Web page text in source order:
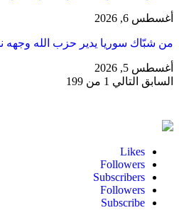
أغسطس 6, 2026
من شبّاك سوريا يدير حزب الله وجهه
أغسطس 5, 2026
السابق التالي 1 من 199
Likes
Followers
Subscribers
Followers
Subscribe